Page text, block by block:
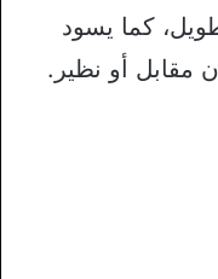
كما يسود
مقابل أو نظير.